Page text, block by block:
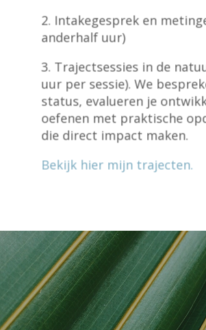
2. Intakegesprek en
anderhalf uur)
3. Trajectsessies in de
uur per sessie). We
status, evalueren je
oefenen met praktische
die direct impact maken.
Bekijk hier mijn trajecten.